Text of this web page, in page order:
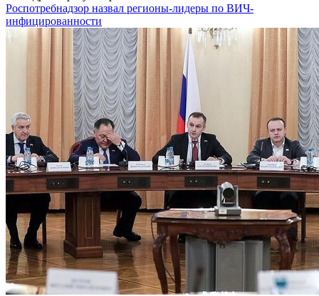
Роспотребнадзор назвал регионы-лидеры по ВИЧ-
инфицированности